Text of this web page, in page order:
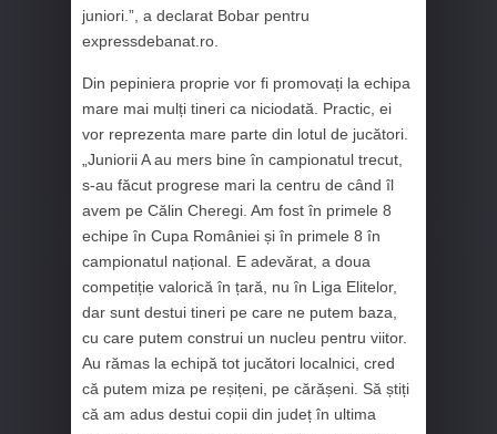
juniori.”, a declarat Bobar pentru
expressdebanat.ro.
Din pepiniera proprie vor fi promovați la echipa
mare mai mulți tineri ca niciodată. Practic, ei
vor reprezenta mare parte din lotul de jucători.
„Juniorii A au mers bine în campionatul trecut,
s-au făcut progrese mari la centru de când îl
avem pe Călin Cheregi. Am fost în primele 8
echipe în Cupa României și în primele 8 în
campionatul național. E adevărat, a doua
competiție valorică în țară, nu în Liga Elitelor,
dar sunt destui tineri pe care ne putem baza,
cu care putem construi un nucleu pentru viitor.
Au rămas la echipă tot jucători localnici, cred
că putem miza pe reșițeni, pe cărășeni. Să știți
că am adus destui copii din județ în ultima